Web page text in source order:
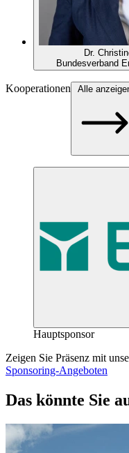
Dr.
Bundesverband
Kooperationen
Hauptsponsor
Zeigen Sie Präsenz mit
Sponsoring-Angeboten
Das könnte Sie